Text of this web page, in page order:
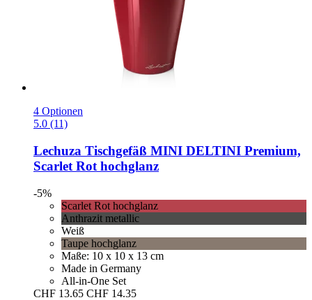
4 Optionen
5.0 (11)
Lechuza Tischgefäß MINI DELTINI Premium,
Scarlet Rot hochglanz
-5%
Scarlet Rot hochglanz
Anthrazit metallic
Weiß
Taupe hochglanz
Maße: 10 x 10 x 13 cm
Made in Germany
All-in-One Set
CHF 13.65 CHF 14.35